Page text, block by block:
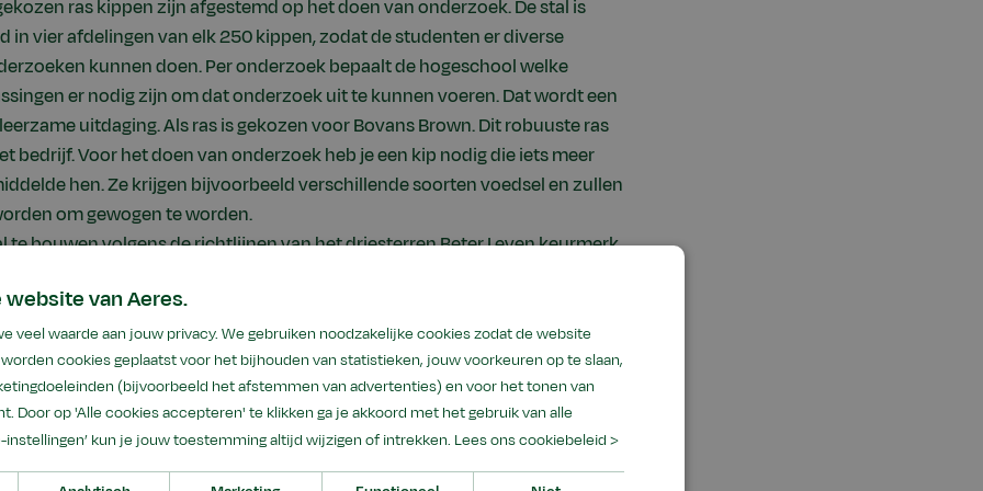
ras kippen zijn afgestemd op het doen van onderzoek. De stal is
in vier afdelingen van elk 250 kippen, zodat de studenten er diverse
kunnen doen. Per onderzoek bepaalt de hogeschool welke
er nodig zijn om dat onderzoek uit te kunnen voeren. Dat wordt een
uitdaging. Als ras is gekozen voor Bovans Brown. Dit robuuste ras
bedrijf. Voor het doen van onderzoek heb je een kip nodig die iets meer
hen. Ze krijgen bijvoorbeeld verschillende soorten voedsel en zullen
om gewogen te worden.
te bouwen volgens de richtlijnen van het driesterren Beter Leven keurmerk
onderzoek 2017
pluimveestallen waar zij onderzoek kan doen: de stal van het Poultry
website van Aeres.
veel waarde aan jouw privacy. We gebruiken noodzakelijke cookies zodat de website
cookies geplaatst voor het bijhouden van statistieken, jouw voorkeuren op te slaan,
(bijvoorbeeld het afstemmen van advertenties) en voor het tonen van
Door op 'Alle cookies accepteren' te klikken ga je akkoord met het gebruik van alle
instellingen’ kun je jouw toestemming altijd wijzigen of intrekken. Lees ons cookiebeleid >